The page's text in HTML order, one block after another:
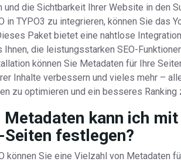
und die Sichtbarkeit Ihrer Website in den
in TYPO3 zu integrieren, können Sie das
Paket bietet eine nahtlose
die leistungsstarken SEO-
können Sie Metadaten für Ihre
Inhalte verbessern und vieles mehr –
zu optimieren und ein besseres Ranking
Metadaten kann ich
Seiten festlegen?
können Sie eine Vielzahl von Metadaten